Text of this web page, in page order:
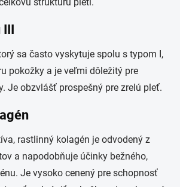
III
sa často vyskytuje spolu s typom I,
pokožky a je veľmi dôležitý pre
Je obzvlášť prospešný pre zrelú pleť.
rastlinný kolagén je odvodený z
a napodobňuje účinky bežného,
Je vysoko cenený pre schopnosť